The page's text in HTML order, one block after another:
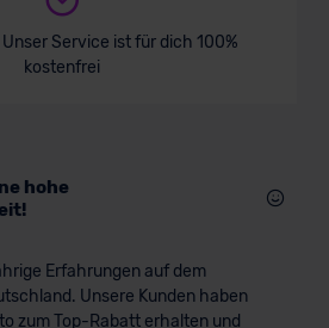
Unser Service ist für dich 100%
kostenfrei
hohe
Erfahrungen auf dem
Unsere Kunden haben
zum Top-Rabatt erhalten und